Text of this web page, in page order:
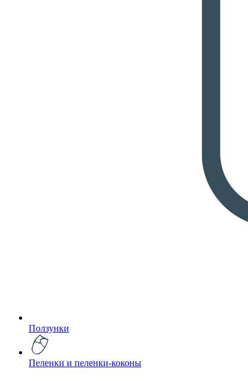
Ползунки
Пеленки и пеленки-коконы